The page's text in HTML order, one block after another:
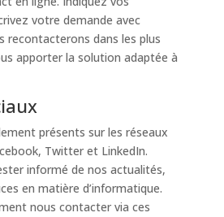
votre demande avec
recontacterons dans les plus
apporter la solution adaptée à
présents sur les réseaux
Twitter et LinkedIn.
informé de nos actualités,
en matière d’informatique.
nous contacter via ces